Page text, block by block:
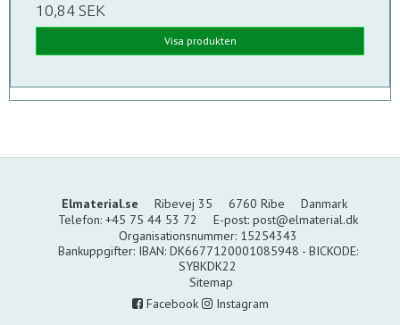
10,84 SEK
Visa produkten
Elmaterial.se Ribevej 35 6760 Ribe
Danmark
Telefon: +45 75 44 53 72 E-post: post@elmaterial.dk
Organisationsnummer:15254343
Bankuppgifter:IBAN: DK6677120001085948 - BICKODE:
SYBKDK22
Sitemap
Facebook
Instagram